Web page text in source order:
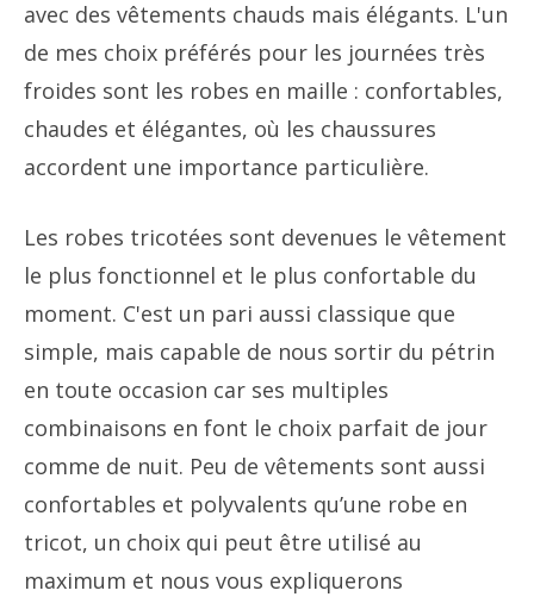
avec des vêtements chauds mais élégants. L'un
de mes choix préférés pour les journées très
froides sont les robes en maille : confortables,
chaudes et élégantes, où les chaussures
accordent une importance particulière.
Les robes tricotées sont devenues le vêtement
le plus fonctionnel et le plus confortable du
moment. C'est un pari aussi classique que
simple, mais capable de nous sortir du pétrin
en toute occasion car ses multiples
combinaisons en font le choix parfait de jour
comme de nuit. Peu de vêtements sont aussi
confortables et polyvalents qu’une robe en
tricot, un choix qui peut être utilisé au
maximum et nous vous expliquerons